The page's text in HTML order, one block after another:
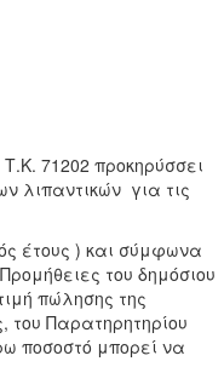
71202 προκηρύσσει
λιπαντικών για τις
έτους ) και σύμφωνα
του δημόσιου
πώλησης της
του Παρατηρητηρίου
ποσοστό μπορεί να